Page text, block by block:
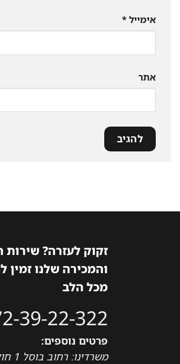
אימייל *
אתר
זקוק לעזרה? שירות
והמכירה שלנו זמין
מכל הלב
39-22-322
פרטים נוספים:
משרדינו: רחוב בוסל 1 חולון